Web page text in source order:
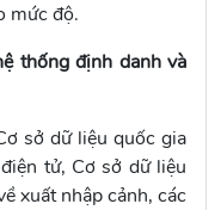
mức độ.
thống định danh và
sở dữ liệu quốc gia
tử, Cơ sở dữ liệu
xuất nhập cảnh, các